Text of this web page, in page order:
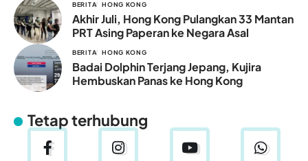
BERITA HONG KONG
Akhir Juli, Hong Kong Pulangkan 33 Mantan
PRT Asing Paperan ke Negara Asal
BERITA HONG KONG
Badai Dolphin Terjang Jepang, Kujira
Hembuskan Panas ke Hong Kong
Tetap terhubung